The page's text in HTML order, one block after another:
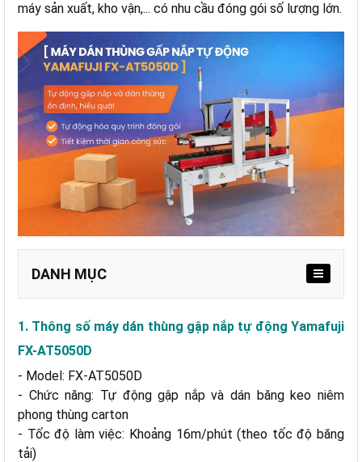
máy sản xuất, kho vận,... có nhu cầu đóng gói số lượng lớn.
DANH MỤC
a. Tự động hóa gấp nắp và dán băng keo
b. Hiệu suất ổn định, đáp ứng sản lượng lớn
c. Khả năng xử lý đa dạng kích thước thùng
d. Kết cấu chắc chắn, vận hành bền bỉ
1. Thông số máy dán thùng gập nắp tự động Yamafuji
FX-AT5050D
- Model: FX-AT5050D
- Chức năng: Tự động gập nắp và dán băng keo niêm
phong thùng carton
- Tốc độ làm việc: Khoảng 16m/phút (theo tốc độ băng
tải)